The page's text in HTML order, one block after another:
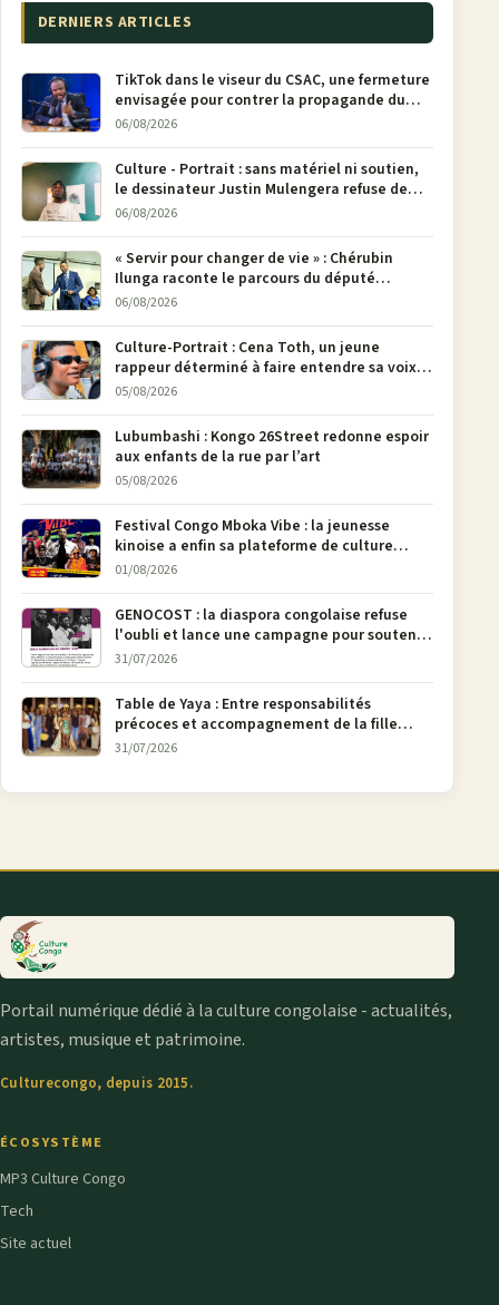
DERNIERS ARTICLES
TikTok dans le viseur du CSAC, une fermeture
envisagée pour contrer la propagande du
M23
06/08/2026
Culture - Portrait : sans matériel ni soutien,
le dessinateur Justin Mulengera refuse de
poser son crayon
06/08/2026
« Servir pour changer de vie » : Chérubin
Ilunga raconte le parcours du député
national Jethro Muyombi Tshimbu en 137
06/08/2026
Culture-Portrait : Cena Toth, un jeune
rappeur déterminé à faire entendre sa voix à
Bunia
05/08/2026
Lubumbashi : Kongo 26Street redonne espoir
aux enfants de la rue par l’art
05/08/2026
Festival Congo Mboka Vibe : la jeunesse
kinoise a enfin sa plateforme de culture
urbaine
01/08/2026
GENOCOST : la diaspora congolaise refuse
l'oubli et lance une campagne pour soutenir
la pétition FONAREV depuis Bruxelles
31/07/2026
Table de Yaya : Entre responsabilités
précoces et accompagnement de la fille
aînée, la diaspora en débat
31/07/2026
Portail numérique dédié à la culture congolaise - actualités,
artistes, musique et patrimoine.
Culturecongo, depuis 2015.
ÉCOSYSTÈME
MP3 Culture Congo
Tech
Site actuel